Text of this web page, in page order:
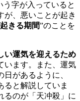
う字が入っていると
が、悪いことが起き
きる期間”のことを
い運気を迎えるため
います。また、運気
があるように、
ると解説していま
るのが「天冲殺」に